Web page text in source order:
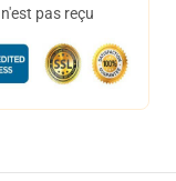
pas reçu